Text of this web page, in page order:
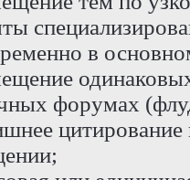
в
форумах
цитирование